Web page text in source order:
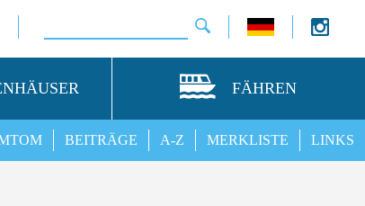
FÄHREN
LINKS
MERKLISTE
A-Z
BEITRÄGE